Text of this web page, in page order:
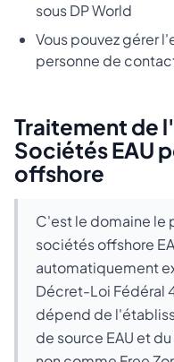
sous DP World
Vous pouvez gérer
personne de
Traitement de
Sociétés EAU
offshore
C'est le domaine le
sociétés offshore
automatiquement
Décret-Loi Fédéral
dépend de
de source EAU et